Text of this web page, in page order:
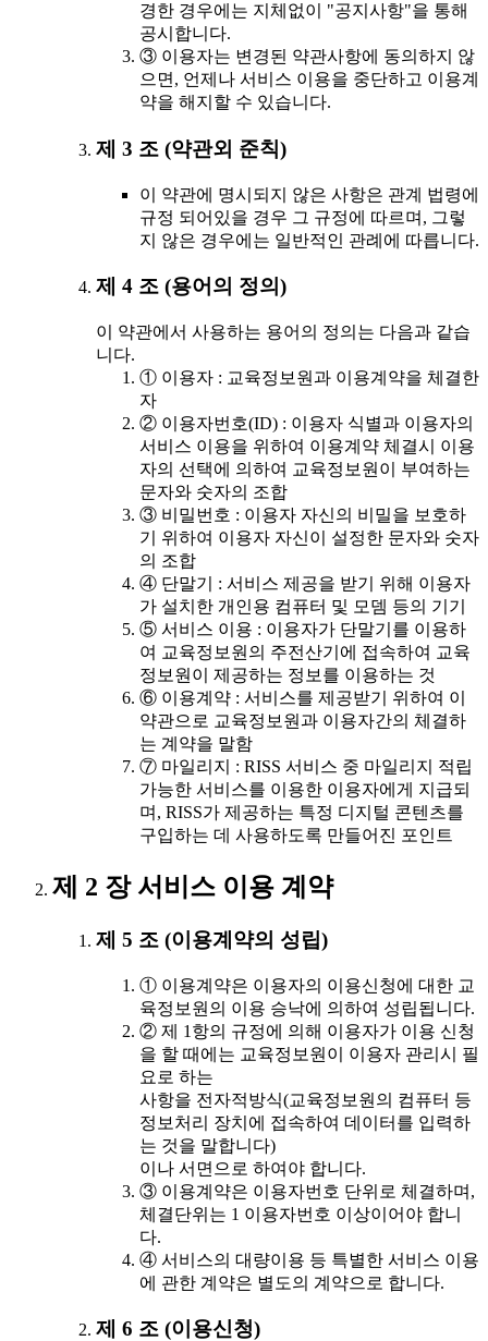
경한 경우에는 지체없이 "공지사항"을 통해
공시합니다.
③ 이용자는 변경된 약관사항에 동의하지 않
으면, 언제나 서비스 이용을 중단하고 이용계
약을 해지할 수 있습니다.
제 3 조 (약관외 준칙)
이 약관에 명시되지 않은 사항은 관계 법령에
규정 되어있을 경우 그 규정에 따르며, 그렇
지 않은 경우에는 일반적인 관례에 따릅니다.
제 4 조 (용어의 정의)
이 약관에서 사용하는 용어의 정의는 다음과 같습
니다.
① 이용자 : 교육정보원과 이용계약을 체결한
자
② 이용자번호(ID) : 이용자 식별과 이용자의
서비스 이용을 위하여 이용계약 체결시 이용
자의 선택에 의하여 교육정보원이 부여하는
문자와 숫자의 조합
③ 비밀번호 : 이용자 자신의 비밀을 보호하
기 위하여 이용자 자신이 설정한 문자와 숫자
의 조합
④ 단말기 : 서비스 제공을 받기 위해 이용자
가 설치한 개인용 컴퓨터 및 모뎀 등의 기기
⑤ 서비스 이용 : 이용자가 단말기를 이용하
여 교육정보원의 주전산기에 접속하여 교육
정보원이 제공하는 정보를 이용하는 것
⑥ 이용계약 : 서비스를 제공받기 위하여 이
약관으로 교육정보원과 이용자간의 체결하
는 계약을 말함
⑦ 마일리지 : RISS 서비스 중 마일리지 적립
가능한 서비스를 이용한 이용자에게 지급되
며, RISS가 제공하는 특정 디지털 콘텐츠를
구입하는 데 사용하도록 만들어진 포인트
제 2 장 서비스 이용 계약
제 5 조 (이용계약의 성립)
① 이용계약은 이용자의 이용신청에 대한 교
육정보원의 이용 승낙에 의하여 성립됩니다.
② 제 1항의 규정에 의해 이용자가 이용 신청
을 할 때에는 교육정보원이 이용자 관리시 필
요로 하는
사항을 전자적방식(교육정보원의 컴퓨터 등
정보처리 장치에 접속하여 데이터를 입력하
는 것을 말합니다)
이나 서면으로 하여야 합니다.
③ 이용계약은 이용자번호 단위로 체결하며,
체결단위는 1 이용자번호 이상이어야 합니
다.
④ 서비스의 대량이용 등 특별한 서비스 이용
에 관한 계약은 별도의 계약으로 합니다.
제 6 조 (이용신청)